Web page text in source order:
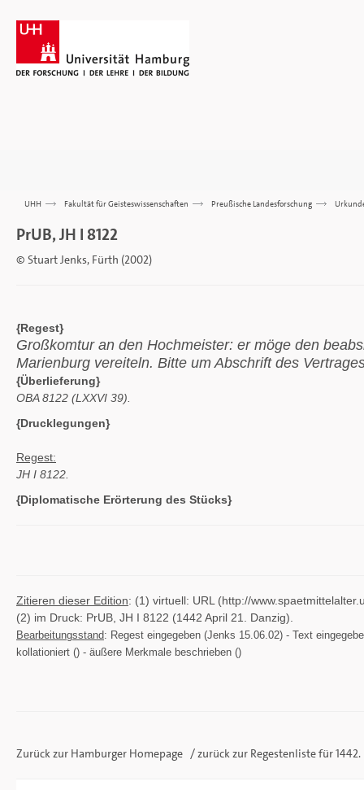
UHH >>> Fakultät für Geisteswissenschaften >>> Preußische Landesforschung >>>
PrUB, JH I 8122
© Stuart Jenks, Fürth (2002)
{Regest}
Großkomtur an den Hochmeister: er möge den
Marienburg vereiteln. Bitte um Abschrift des
{Überlieferung}
OBA 8122 (LXXVI 39).
{Drucklegungen}
Regest:
JH I 8122.
{Diplomatische Erörterung des Stücks}
Zitieren dieser Edition: (1) virtuell: URL (http://
(2) im Druck: PrUB, JH I 8122 (1442 April 21. Danzig).
Bearbeitungsstand: Regest eingegeben (Jenks 15.06.02) - Text
kollationiert () - äußere Merkmale beschrieben ()
Zurück zur Hamburger Homepage / zurück zur Regestenlistefür 1442.